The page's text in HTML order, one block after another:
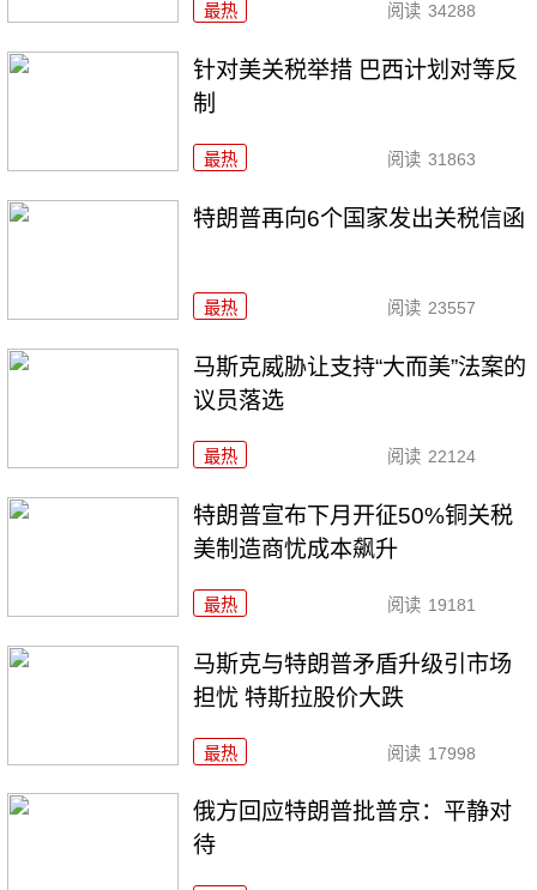
最热 阅读 34288
针对美关税举措 巴西计划对等反
制
最热 阅读 31863
特朗普再向6个国家发出关税信函
最热 阅读 23557
马斯克威胁让支持“大而美”法案的
议员落选
最热 阅读 22124
特朗普宣布下月开征50%铜关税
美制造商忧成本飙升
最热 阅读 19181
马斯克与特朗普矛盾升级引市场
担忧 特斯拉股价大跌
最热 阅读 17998
俄方回应特朗普批普京：平静对
待